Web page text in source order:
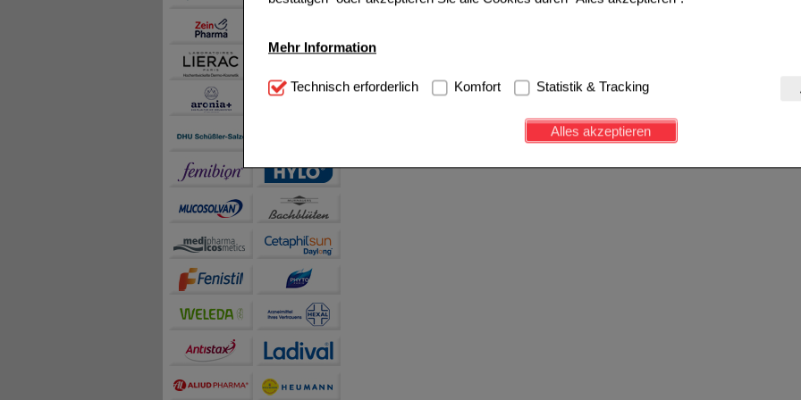
Mehr Information
Technisch Notwendig: Hierbei handelt es sich um Cookies, die für die Grundfunktionen
notwendig sind (z.B. Navigation, Warenkorb, Kundenkonto), weshalb auf diese nicht
Diese Cookies werden genutzt um das Einkaufserlebnis noch ansprechender zu
beispielsweise für die Wiedererkennung des Besuchers oder unsere Seite an bevorzugte
Inhalte anzuzeigen und unser Partnerprogramm zu betreiben.
Statistik & Tracking:
auch die Werbung auf Drittseiten möglichst relevant für Sie zu gestalten. Bitte beachten
teilweise an Dritte wie z.B. Google oder soziale Medien übertragen werden.
Technisch erforderlich Komfort Statistik & Tracking
Alles akzeptieren